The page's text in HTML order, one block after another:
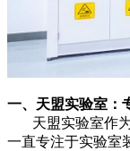
一、天盟实验室：
天盟实验室作为
一直专注于实验室